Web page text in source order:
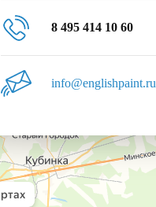
8 495 414 10 60
info@englishpaint.ru